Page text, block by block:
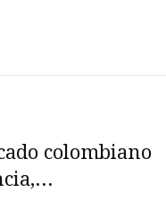
colombiano